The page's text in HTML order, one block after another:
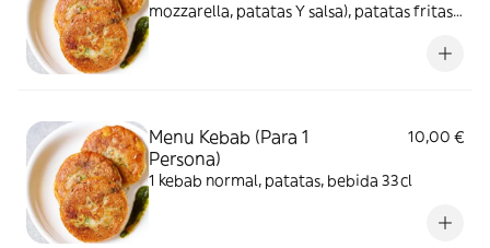
mozzarella, patatas Y salsa), patatas fritas
Menu Kebab (Para 1
Persona)
10,00 €
1 kebab normal, patatas, bebida 33cl